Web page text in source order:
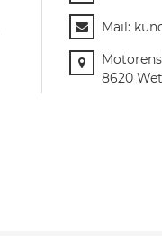
Mail:
8620